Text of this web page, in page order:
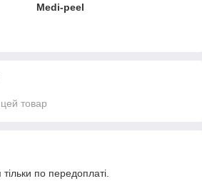
Medi-peel
товар
по передоплаті.